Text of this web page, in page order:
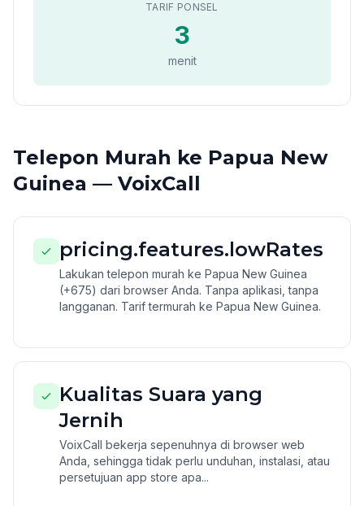
TARIF PONSEL
3
menit
Telepon Murah ke Papua New
Guinea — VoixCall
pricing.features.lowRates
Lakukan telepon murah ke Papua New Guinea
(+675) dari browser Anda. Tanpa aplikasi, tanpa
langganan. Tarif termurah ke Papua New Guinea.
Kualitas Suara yang
Jernih
VoixCall bekerja sepenuhnya di browser web
Anda, sehingga tidak perlu unduhan, instalasi, atau
persetujuan app store apa...